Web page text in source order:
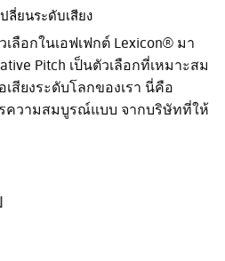
ปลี่ยนระดับเสียง
เลือกในเอฟเฟกต์ Lexicon® มา
Pitch เป็นตัวเลือกที่เหมาะสม
ยงระดับโลกของเรา นี่คือ
ความสมบูรณ์แบบ จากบริษัทที่ให้